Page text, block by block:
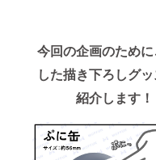
今回の企画のため
した描き下ろしグ
紹介します！